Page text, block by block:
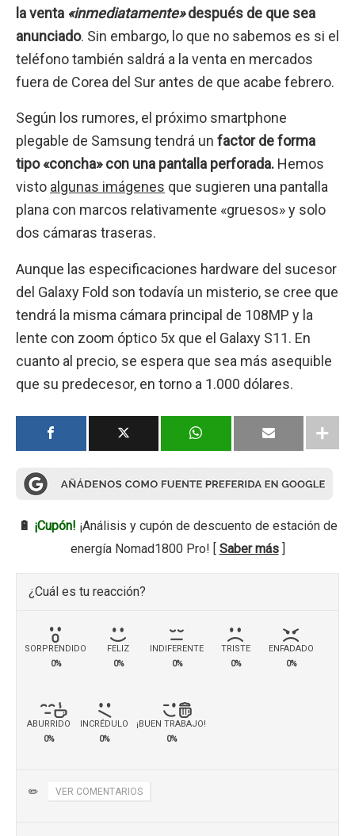
la venta «inmediatamente»después de que sea
anunciado. Sin embargo, lo que no sabemos es si el
teléfono también saldrá a la venta en mercados
fuera de Corea del Sur antes de que acabe febrero.
Según los rumores, el próximo smartphone
plegable de Samsung tendrá un factor de forma
tipo «concha» con una pantalla perforada. Hemos
visto algunas imágenes que sugieren una pantalla
plana con marcos relativamente «gruesos» y solo
dos cámaras traseras.
Aunque las especificaciones hardware del sucesor
del Galaxy Fold son todavía un misterio, se cree que
tendrá la misma cámara principal de 108MP y la
lente con zoom óptico 5x que el Galaxy S11. En
cuanto al precio, se espera que sea más asequible
que su predecesor, en torno a 1.000 dólares.
🔋 ¡Cupón! ¡Análisis y cupón de descuento de estación de
energía Nomad1800 Pro! [ Saber más]
¿Cuál es tu reacción?
SORPRENDIDO
0%
FELIZ
0%
INDIFERENTE
0%
TRISTE
0%
ENFADADO
0%
ABURRIDO
0%
INCRÉDULO
0%
¡BUEN TRABAJO!
0%
✏️ VER COMENTARIOS